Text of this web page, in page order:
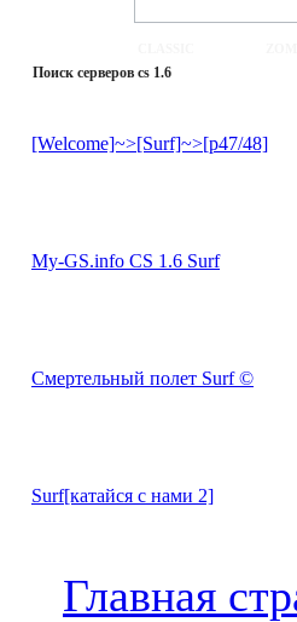
Поиск серверов cs 1.6
[Welcome]~>[Surf]~>[p47/48]
My-GS.info CS 1.6 Surf
Смертельный полет Surf ©
Surf[катайся с нами 2]
Главная